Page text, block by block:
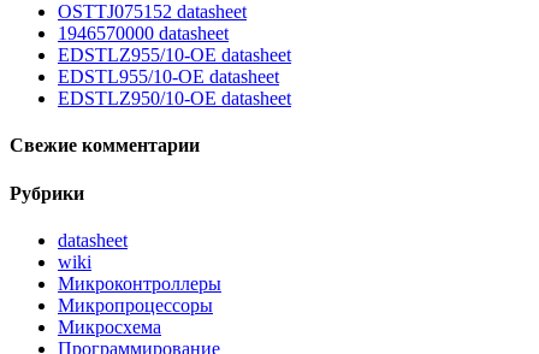
OSTTJ075152 datasheet
1946570000 datasheet
EDSTLZ955/10-OE datasheet
EDSTL955/10-OE datasheet
EDSTLZ950/10-OE datasheet
Свежие комментарии
Рубрики
datasheet
wiki
Микроконтроллеры
Микропроцессоры
Микросхема
Программирование